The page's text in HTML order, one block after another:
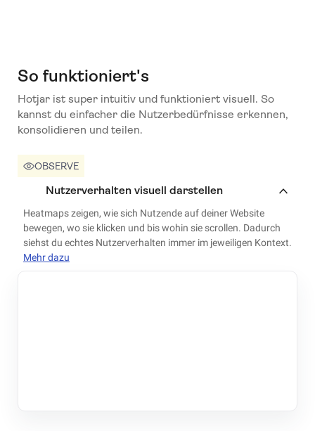
So funktioniert's
Hotjar ist super intuitiv und funktioniert visuell. So
kannst du einfacher die Nutzerbedürfnisse erkennen,
konsolidieren und teilen.
OBSERVE
Nutzerverhalten visuell darstellen
Heatmaps zeigen, wie sich Nutzende auf deiner Website
bewegen, wo sie klicken und bis wohin sie scrollen. Dadurch
siehst du echtes Nutzerverhalten immer im jeweiligen Kontext.
Mehr dazu